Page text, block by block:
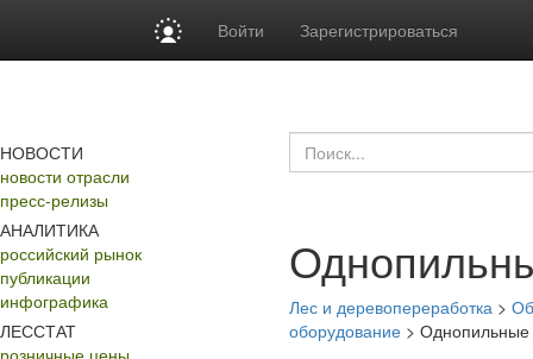
Войти Зарегистрироваться
НОВОСТИ
новости отрасли
пресс-релизы
АНАЛИТИКА
российский рынок
публикации
инфографика
ЛЕССТАТ
розничные цены
Лес и деревопереработка >
оборудование > Однопильные